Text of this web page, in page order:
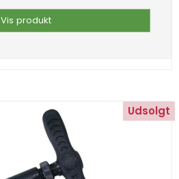
Vis produkt
Udsolgt